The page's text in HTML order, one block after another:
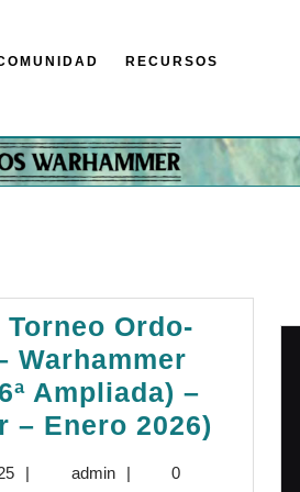
RECURSOS
Ordo-
Warhammer
Ampliada) –
– Enero 2026)
27| adminadmin
|
0